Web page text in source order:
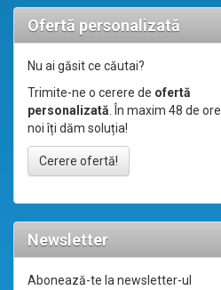
Ofertă personalizată
Nu ai găsit ce căutai?
Trimite-ne o cerere de ofertă
personalizată. În maxim 48 de ore
noi îți dăm soluția!
Cerere ofertă!
Newsletter
Abonează-te la newsletter-ul